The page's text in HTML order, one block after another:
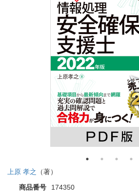
上原 孝之
（著）
商品番号
174350